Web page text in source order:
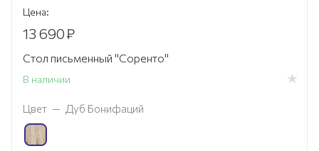
Цена:
13 690₽
Стол письменный "Соренто"
В наличии
Цвет — Дуб Бонифаций